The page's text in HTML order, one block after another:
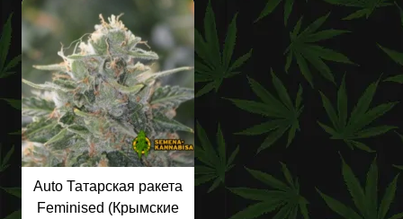
Auto Татарская ракета
Feminised (Крымские